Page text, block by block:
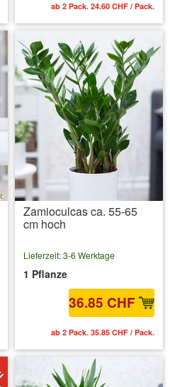
ab 2 Pack. 24.60 CHF / Pack.
Zamioculcas ca. 55-65
cm hoch
Lieferzeit: 3-6 Werktage
1 Pflanze
36.85 CHF
ab 2 Pack. 35.85 CHF / Pack.